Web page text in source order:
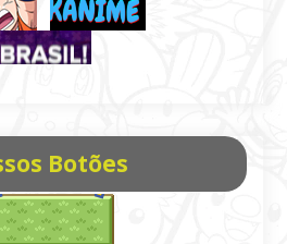
Botões